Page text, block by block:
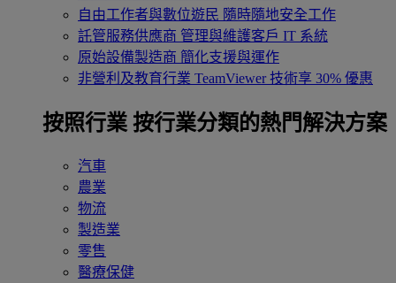
自由工作者與數位遊民 隨時隨地安全工作
託管服務供應商 管理與維護客戶 IT 系統
原始設備製造商 簡化支援與運作
非營利及教育行業 TeamViewer 技術享 30% 優惠
按照行業 按行業分類的熱門解決方案
汽車
農業
物流
製造業
零售
醫療保健